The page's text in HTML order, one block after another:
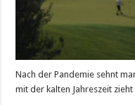
Nach der Pandemie sehnt
mit der kalten Jahreszeit